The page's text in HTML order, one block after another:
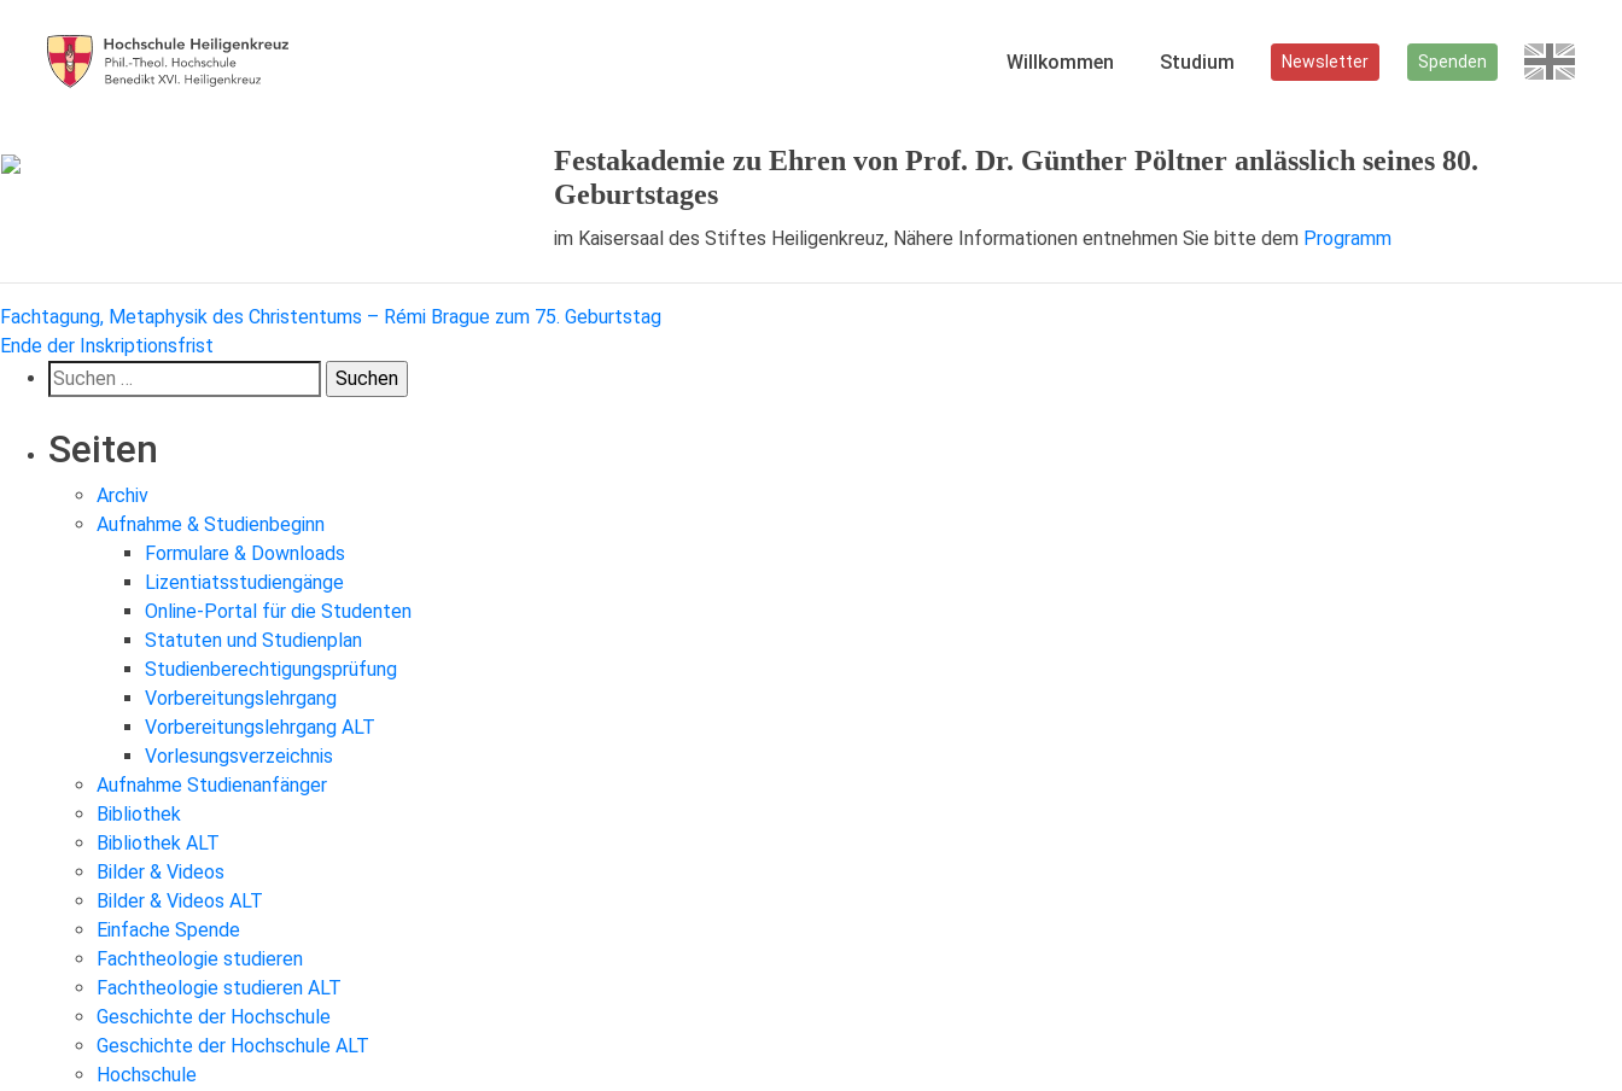
Willkommen Studium Newsletter Spenden
Festakademie zu Ehren von Prof. Dr. Günther Pöltner anlässlich seines 80.
Geburtstages
im Kaisersaal des Stiftes Heiligenkreuz, Nähere Informationen entnehmen Sie bitte dem Programm
Beitragsnavigation
Fachtagung, Metaphysik des Christentums – Rémi Brague zum 75. Geburtstag
Ende der Inskriptionsfrist
Suchen
nach:
Seiten
Archiv
Aufnahme & Studienbeginn
Formulare & Downloads
Lizentiatsstudiengänge
Online-Portal für die Studenten
Statuten und Studienplan
Studienberechtigungsprüfung
Vorbereitungslehrgang
Vorbereitungslehrgang ALT
Vorlesungsverzeichnis
Aufnahme Studienanfänger
Bibliothek
Bibliothek ALT
Bilder & Videos
Bilder & Videos ALT
Einfache Spende
Fachtheologie studieren
Fachtheologie studieren ALT
Geschichte der Hochschule
Geschichte der Hochschule ALT
Hochschule